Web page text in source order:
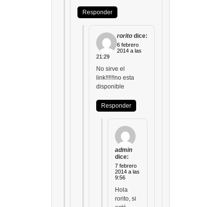
Responder
rorito dice:
6 febrero
2014 a las
21:29
No sirve el
link!!!!!!no esta
disponible
Responder
admin
dice:
7 febrero
2014 a las
9:56
Hola
rorito, si